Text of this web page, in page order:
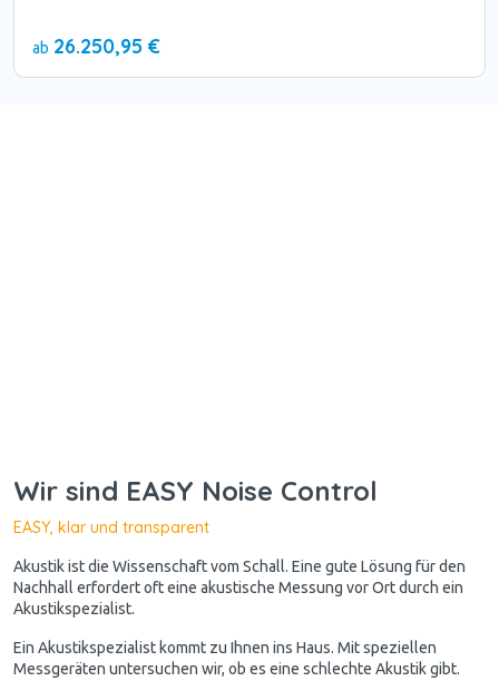
ab 26.250,95 €
Wir sind EASY Noise Control
EASY, klar und transparent
Akustik ist die Wissenschaft vom Schall. Eine gute Lösung für den
Nachhall erfordert oft eine akustische Messung vor Ort durch ein
Akustikspezialist.
Ein Akustikspezialist kommt zu Ihnen ins Haus. Mit speziellen
Messgeräten untersuchen wir, ob es eine schlechte Akustik gibt.